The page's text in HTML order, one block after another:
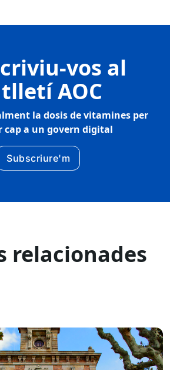
vos al
AOC
la dosis de vitamines per
cap a un govern digital
Subscriure'm
relacionades